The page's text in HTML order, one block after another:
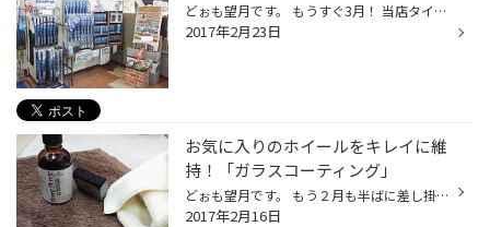
どぉも望月です。 もうすぐ3月！ 当店タイヤ館草津はただ今「毎週水曜日」が定休日ですが3月2日以降 「定休日なし」に変更になります。 3月～4月末頃は、 「スタッドレスタイヤ」から「ノーマルタイヤ」への交換作業でお客様のご来店が急増致します。 春も作業時間予約サービスを受付してます。 待...
2017年2月23日
お気に入りのホイールをキレイに維
持！「ガラスコーティング」
どぉも望月です。 もう２月も半ばに差し掛かり、もうすぐすると春を感じる季節になりますね。 冬のスタッドレスタイヤシーズンに次ぎ、春になると需要が伸びてくるのが「アルミホイール」です。 スタッドレスタイヤシーズンよりも、ホイールデザインや性能にこだわりをもってご購入される方が多いで...
2017年2月16日